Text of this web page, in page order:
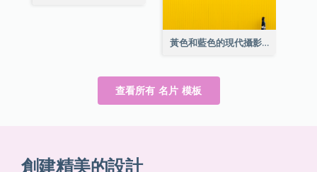
黃色和藍色的現代攝影師名片
查看所有 名片 模板
創建精美的設計